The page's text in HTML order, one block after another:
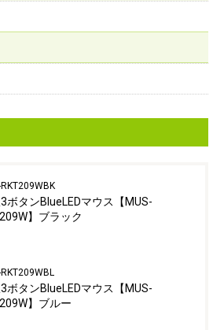
RKT209WBK
ボタンBlueLEDマウス【MUS-
】ブラック
RKT209WBL
ボタンBlueLEDマウス【MUS-
】ブルー